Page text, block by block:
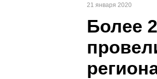
21 января 2020
Более